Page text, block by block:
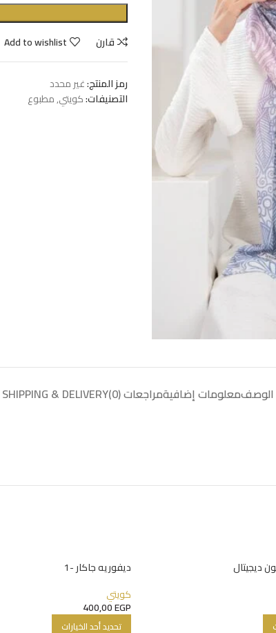
قارن
Add to wishlist
رمز المنتج:غير محدد
التصنيفات:كويتي,مطبوع
الوصفمعلومات إضافيةمراجعات (0) SHIPPING & DELIVERY
ديجيتال
ديفوريه جاكار -1
كويتي
400,00EGP
تحديد أحد الخيارات